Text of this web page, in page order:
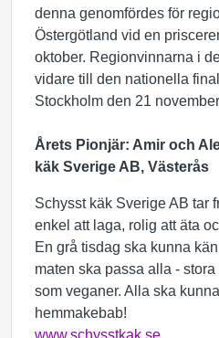
denna genomfördes för
Östergötland vid en
oktober. Regionvinnarna i
vidare till den nationella
Stockholm den 21
Årets Pionjär: Amir och
käk Sverige AB, Västerås
Schysst käk Sverige AB tar
enkel att laga, rolig att äta
En grå tisdag ska kunna
maten ska passa alla -
som veganer. Alla ska
hemmakebab!
www.schysstkak.se